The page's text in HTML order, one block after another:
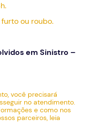
ou roubo.
em Sinistro –
você precisará
no atendimento.
e como nos
parceiros, leia